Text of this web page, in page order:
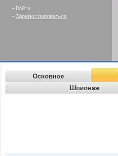
- Войти
- Зарегистрироваться
Основное
Шпионаж